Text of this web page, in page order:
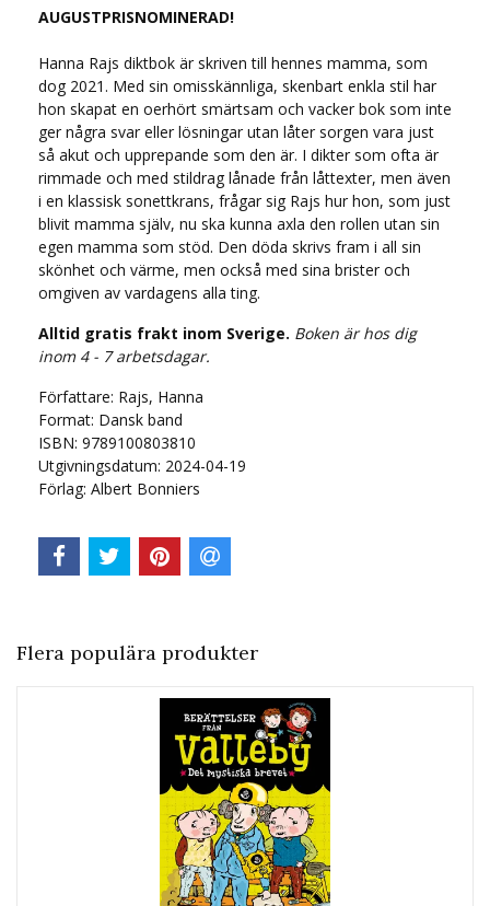
AUGUSTPRISNOMINERAD!
Hanna Rajs diktbok är skriven till hennes mamma, som
dog 2021. Med sin omisskännliga, skenbart enkla stil har
hon skapat en oerhört smärtsam och vacker bok som inte
ger några svar eller lösningar utan låter sorgen vara just
så akut och upprepande som den är. I dikter som ofta är
rimmade och med stildrag lånade från låttexter, men även
i en klassisk sonettkrans, frågar sig Rajs hur hon, som just
blivit mamma själv, nu ska kunna axla den rollen utan sin
egen mamma som stöd. Den döda skrivs fram i all sin
skönhet och värme, men också med sina brister och
omgiven av vardagens alla ting.
Alltid gratis frakt inom Sverige. Boken är hos dig
inom 4 - 7 arbetsdagar.
Författare: Rajs, Hanna
Format: Dansk band
ISBN: 9789100803810
Utgivningsdatum: 2024-04-19
Förlag: Albert Bonniers
Flera populära produkter